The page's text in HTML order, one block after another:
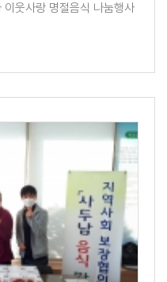
웃사랑 명절음식 나눔행사